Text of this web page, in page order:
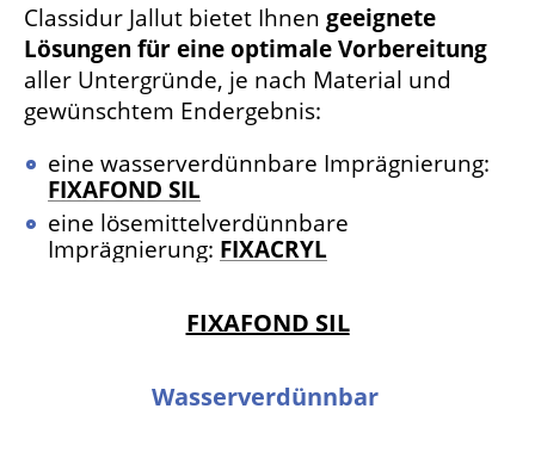
Classidur Jallut bietet Ihnen geeignete
Lösungen für eine optimale Vorbereitung
aller Untergründe, je nach Material und
gewünschtem Endergebnis:
eine wasserverdünnbare Imprägnierung:
FIXAFOND SIL
eine lösemittelverdünnbare
Imprägnierung: FIXACRYL
FIXAFOND SIL
Wasserverdünnbar